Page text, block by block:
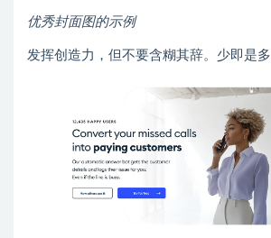
优秀封面图的示例
发挥创造力，但不要含糊其辞。少即是多